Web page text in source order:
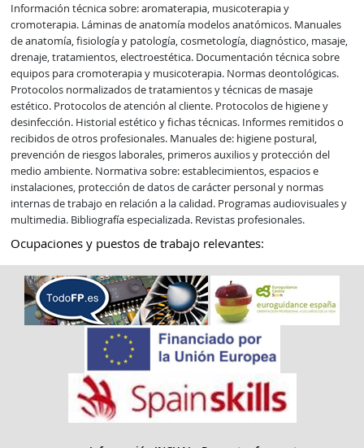
Información técnica sobre: aromaterapia, musicoterapia y
cromoterapia. Láminas de anatomía modelos anatómicos. Manuales
de anatomía, fisiología y patología, cosmetología, diagnóstico, masaje,
drenaje, tratamientos, electroestética. Documentación técnica sobre
equipos para cromoterapia y musicoterapia. Normas deontológicas.
Protocolos normalizados de tratamientos y técnicas de masaje
estético. Protocolos de atención al cliente. Protocolos de higiene y
desinfección. Historial estético y fichas técnicas. Informes remitidos o
recibidos de otros profesionales. Manuales de: higiene postural,
prevención de riesgos laborales, primeros auxilios y protección del
medio ambiente. Normativa sobre: establecimientos, espacios e
instalaciones, protección de datos de carácter personal y normas
internas de trabajo en relación a la calidad. Programas audiovisuales y
multimedia. Bibliografía especializada. Revistas profesionales.
Ocupaciones y puestos de trabajo relevantes: